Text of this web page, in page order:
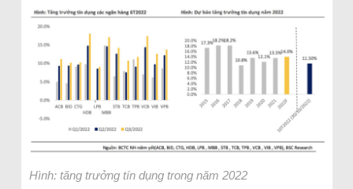
Hình: tăng trưởng tín dụng trong năm 2022